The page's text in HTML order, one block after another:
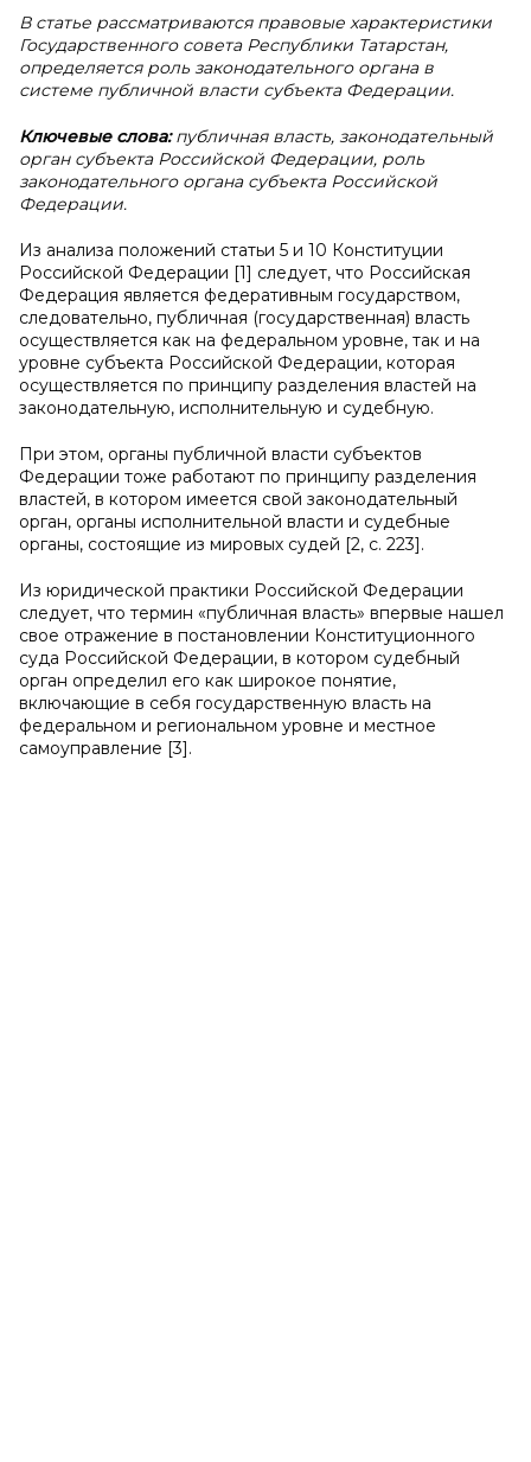
В статье рассматриваются правовые характеристики
Государственного совета Республики Татарстан,
определяется роль законодательного органа в
системе публичной власти субъекта Федерации.
Ключевые слова:публичная власть, законодательный
орган субъекта Российской Федерации, роль
законодательного органа субъекта Российской
Федерации.
Из анализа положений статьи 5 и 10 Конституции
Российской Федерации [1] следует, что Российская
Федерация является федеративным государством,
следовательно, публичная (государственная) власть
осуществляется как на федеральном уровне, так и на
уровне субъекта Российской Федерации, которая
осуществляется по принципу разделения властей на
законодательную, исполнительную и судебную.
При этом, органы публичной власти субъектов
Федерации тоже работают по принципу разделения
властей, в котором имеется свой законодательный
орган, органы исполнительной власти и судебные
органы, состоящие из мировых судей [2, с. 223].
Из юридической практики Российской Федерации
следует, что термин «публичная власть» впервые нашел
свое отражение в постановлении Конституционного
суда Российской Федерации, в котором судебный
орган определил его как широкое понятие,
включающие в себя государственную власть на
федеральном и региональном уровне и местное
самоуправление [3].